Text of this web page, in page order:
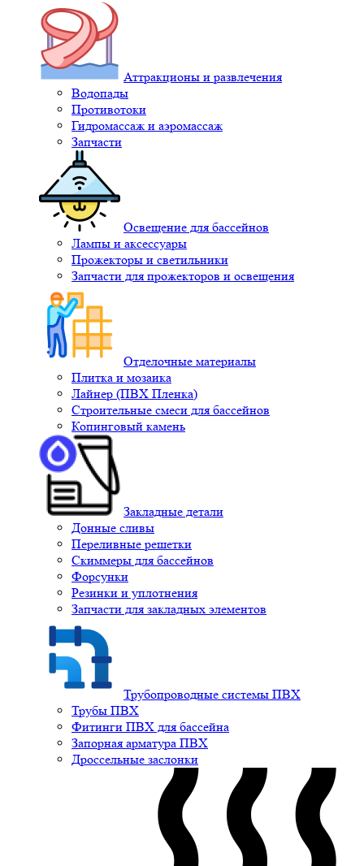
Аттракционы и развлечения
Водопады
Противотоки
Гидромассаж и аэромассаж
Запчасти
Освещение для бассейнов
Лампы и аксессуары
Прожекторы и светильники
Запчасти для прожекторов и освещения
Отделочные материалы
Плитка и мозаика
Лайнер (ПВХ Пленка)
Строительные смеси для бассейнов
Копинговый камень
Закладные детали
Донные сливы
Переливные решетки
Скиммеры для бассейнов
Форсунки
Резинки и уплотнения
Запчасти для закладных элементов
Трубопроводные системы ПВХ
Трубы ПВХ
Фитинги ПВХ для бассейна
Запорная арматура ПВХ
Дроссельные заслонки